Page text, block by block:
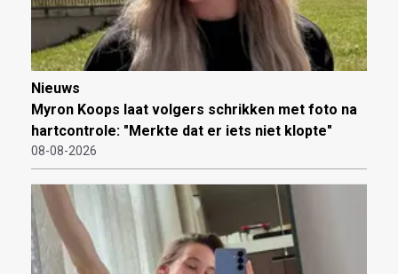
Nieuws
Myron Koops laat volgers schrikken met foto na
hartcontrole: "Merkte dat er iets niet klopte"
08-08-2026